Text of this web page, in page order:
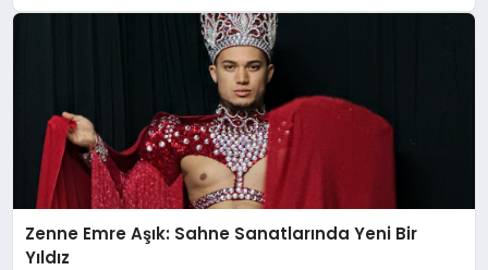
Zenne Emre Aşık: Sahne Sanatlarında Yeni Bir
Yıldız